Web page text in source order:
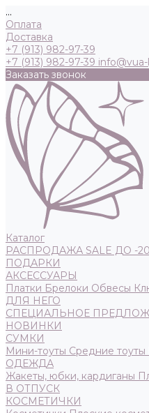
...
Оплата
Доставка
+7 (913) 982-97-39
+7 (913) 982-97-39 info@vua-
Заказать звонок
Каталог
РАСПРОДАЖА SALE ДО -
ПОДАРКИ
АКСЕССУАРЫ
Платки Брелоки Обвесы
ДЛЯ НЕГО
СПЕЦИАЛЬНОЕ
НОВИНКИ
СУМКИ
Мини-тоуты Средние тоуты
ОДЕЖДА
Жакеты, юбки, кардиганы
В ОТПУСК
КОСМЕТИЧКИ